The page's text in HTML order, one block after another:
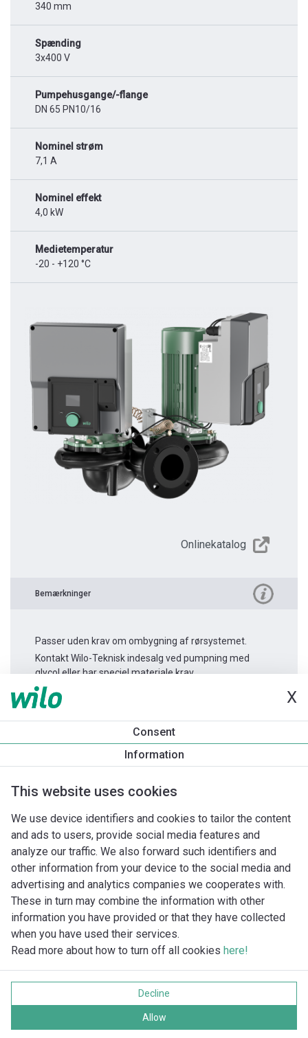
X
Consent
Information
This website uses cookies
We use device identifiers and cookies to tailor the content
and ads to users, provide social media features and
analyze our traffic. We also forward such identifiers and
other information from your device to the social media and
advertising and analytics companies we cooperates with.
These in turn may combine the information with other
information you have provided or that they have collected
when you have used their services.
Read more about how to turn off all cookies here!
Decline
Allow
340 mm
Spænding
3x400 V
Pumpehusgange/-flange
DN 65 PN10/16
Nominel strøm
7,1 A
Nominel effekt
4,0 kW
Medietemperatur
-20 - +120 °C
Onlinekatalog
Bemærkninger
Passer uden krav om ombygning af rørsystemet.
Kontakt Wilo-Teknisk indesalg ved pumpning med
glycol eller har speciel materiale krav.
Produktinformation
Yonos GIGA2.0-D 65/1-20/4,0
Databeskyttelse